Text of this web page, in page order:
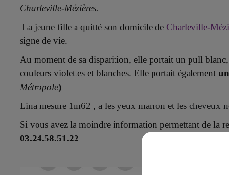
10h00 - 14h00
LE TICKET DE CAISSE
Charleville-Mézières.
La jeune fille a quitté son domicile de Charleville-
signe de vie.
Au moment de sa disparition, elle portait un pull
couleurs violettes et blanches. Elle portait également
Métropole)
Lina mesure 1m62 , a les yeux marron et les cheveux
Si vous avez la moindre information permettant de la
03.24.58.51.22